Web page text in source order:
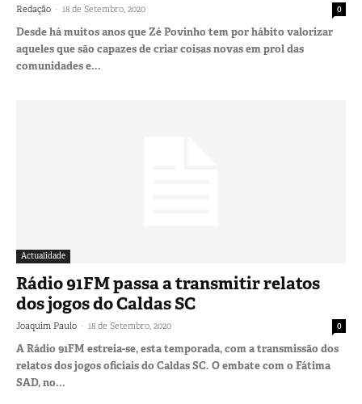
Redação - 18 de Setembro, 2020 0
Desde há muitos anos que Zé Povinho tem por hábito valorizar
aqueles que são capazes de criar coisas novas em prol das
comunidades e...
Actualidade
Rádio 91FM passa a transmitir relatos
dos jogos do Caldas SC
Joaquim Paulo - 18 de Setembro, 2020 0
A Rádio 91FM estreia-se, esta temporada, com a transmissão dos
relatos dos jogos oficiais do Caldas SC. O embate com o Fátima
SAD, no...